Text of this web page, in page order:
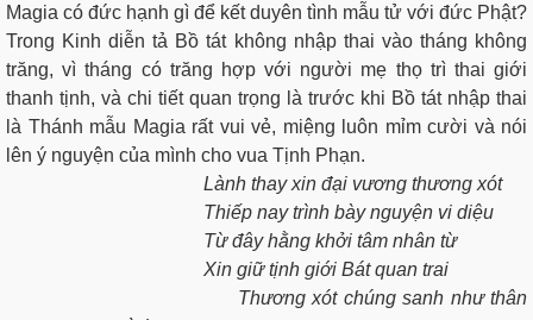
Magia có đức hạnh gì để kết duyên tình mẫu tử với đức Phật?
Trong Kinh diễn tả Bồ tát không nhập thai vào tháng không
trăng, vì tháng có trăng hợp với người mẹ thọ trì thai giới
thanh tịnh, và chi tiết quan trọng là trước khi Bồ tát nhập thai
là Thánh mẫu Magia rất vui vẻ, miệng luôn mỉm cười và nói
lên ý nguyện của mình cho vua Tịnh Phạn.
Lành thay xin đại vương thương xót
Thiếp nay trình bày nguyện vi diệu
Từ đây hằng khởi tâm nhân từ
Xin giữ tịnh giới Bát quan trai
Thương xót chúng sanh như thân